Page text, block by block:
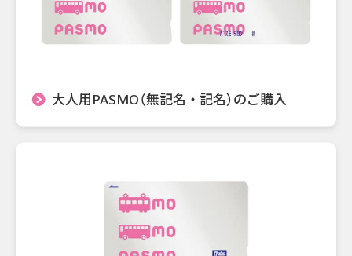
大人用PASMO（無記名・記名）のご購入